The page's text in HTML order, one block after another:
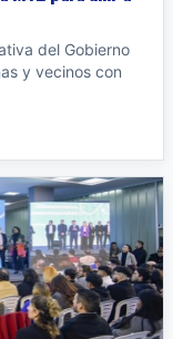
del Gobierno
y vecinos con